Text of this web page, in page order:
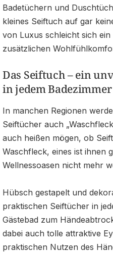
Badetüchern und
kleines Seiftuch auf gar
von Luxus schleicht sich
zusätzlichen
Das Seiftuch – ein
in jedem Badezimmer
In manchen Regionen
Seiftücher auch
auch heißen mögen, ob
Waschfleck, eines ist ihnen
Wellnessoasen nicht mehr
Hübsch gestapelt und
praktischen Seiftücher in
Gästebad zum
dabei auch tolle attraktive
praktischen Nutzen des